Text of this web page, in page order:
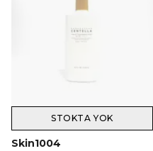
STOKTA YOK
Skin1004